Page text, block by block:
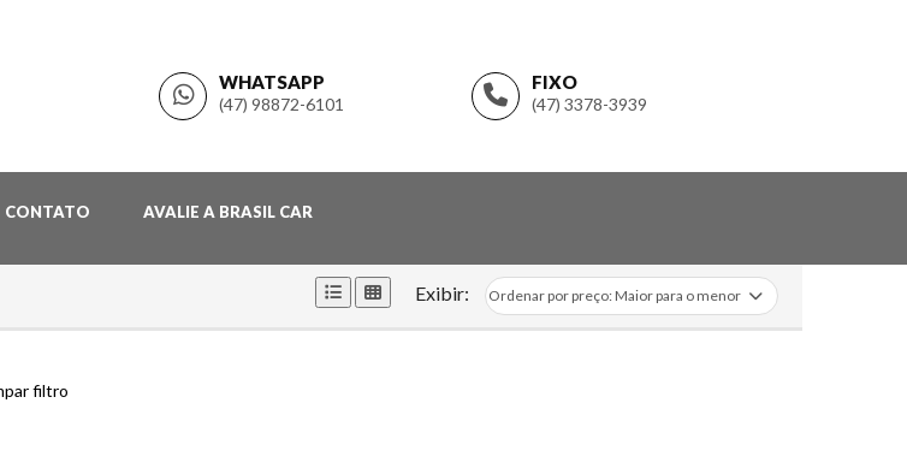
WHATSAPP
(47) 98872-6101
FIXO
(47) 3378-3939
CONTATO AVALIE A BRASIL CAR
Exibir:
filtro